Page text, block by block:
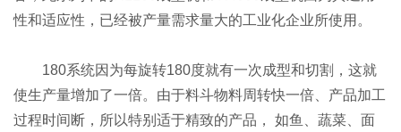
性和适应性，已经被产量需求量大的工业化企业所使用。
180系统因为每旋转180度就有一次成型和切割，这就
使生产量增加了一倍。由于料斗物料周转快一倍、产品加工
过程时间断，所以特别适于精致的产品， 如鱼、蔬菜、面